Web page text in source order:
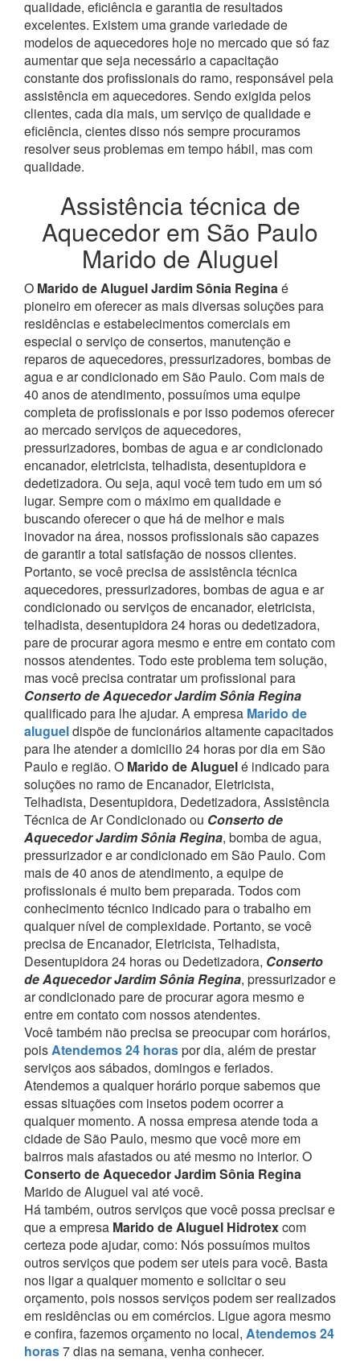
qualidade, eficiência e garantia de resultados
excelentes. Existem uma grande variedade de
modelos de aquecedores hoje no mercado que só faz
aumentar que seja necessário a capacitação
constante dos profissionais do ramo, responsável pela
assistência em aquecedores. Sendo exigida pelos
clientes, cada dia mais, um serviço de qualidade e
eficiência, cientes disso nós sempre procuramos
resolver seus problemas em tempo hábil, mas com
qualidade.
Assistência técnica de
Aquecedor em São Paulo
Marido de Aluguel
O Marido de Aluguel Jardim Sônia Reginaé
pioneiro em oferecer as mais diversas soluções para
residências e estabelecimentos comerciais em
especial o serviço de consertos, manutenção e
reparos de aquecedores, pressurizadores, bombas de
agua e ar condicionado em São Paulo. Com mais de
40 anos de atendimento, possuímos uma equipe
completa de profissionais e por isso podemos oferecer
ao mercado serviços de aquecedores,
pressurizadores, bombas de agua e ar condicionado
encanador, eletricista, telhadista, desentupidora e
dedetizadora. Ou seja, aqui você tem tudo em um só
lugar. Sempre com o máximo em qualidade e
buscando oferecer o que há de melhor e mais
inovador na área, nossos profissionais são capazes
de garantir a total satisfação de nossos clientes.
Portanto, se você precisa de assistência técnica
aquecedores, pressurizadores, bombas de agua e ar
condicionado ou serviços de encanador, eletricista,
telhadista, desentupidora 24 horas ou dedetizadora,
pare de procurar agora mesmo e entre em contato com
nossos atendentes. Todo este problema tem solução,
mas você precisa contratar um profissional para
Conserto de Aquecedor Jardim Sônia Regina
qualificado para lhe ajudar. A empresa Marido de
alugueldispõe de funcionários altamente capacitados
para lhe atender a domicilio 24 horas por dia em São
Paulo e região. O Marido de Aluguelé indicado para
soluções no ramo de Encanador, Eletricista,
Telhadista, Desentupidora, Dedetizadora, Assistência
Técnica de Ar Condicionado ou Conserto de
Aquecedor Jardim Sônia Regina, bomba de agua,
pressurizador e ar condicionado em São Paulo. Com
mais de 40 anos de atendimento, a equipe de
profissionais é muito bem preparada. Todos com
conhecimento técnico indicado para o trabalho em
qualquer nível de complexidade. Portanto, se você
precisa de Encanador, Eletricista, Telhadista,
Desentupidora 24 horas ou Dedetizadora, Conserto
de Aquecedor Jardim Sônia Regina, pressurizador e
ar condicionado pare de procurar agora mesmo e
entre em contato com nossos atendentes.
Você também não precisa se preocupar com horários,
poisAtendemos 24 horaspor dia, além de prestar
serviços aos sábados, domingos e feriados.
Atendemos a qualquer horário porque sabemos que
essas situações com insetos podem ocorrer a
qualquer momento. A nossa empresa atende toda a
cidade de São Paulo, mesmo que você more em
bairros mais afastados ou até mesmo no interior. O
Conserto de Aquecedor Jardim Sônia Regina
Marido de Aluguel vai até você.
Há também, outros serviços que você possa precisar e
que a empresa Marido de Aluguel Hidrotexcom
certeza pode ajudar, como: Nós possuímos muitos
outros serviços que podem ser uteis para você. Basta
nos ligar a qualquer momento e solicitar o seu
orçamento, pois nossos serviços podem ser realizados
em residências ou em comércios. Ligue agora mesmo
e confira, fazemos orçamento no local, Atendemos 24
horas7 dias na semana, venha conhecer.